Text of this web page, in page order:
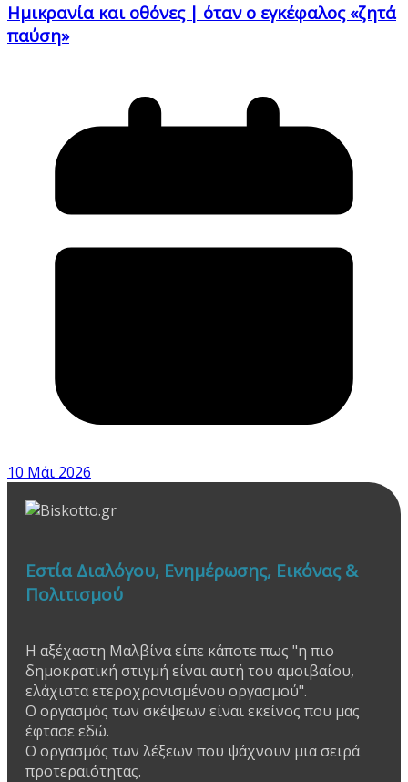
Ημικρανία και οθόνες | όταν ο εγκέφαλος «ζητά
παύση»
10 Μάι 2026
Εστία Διαλόγου, Ενημέρωσης, Εικόνας &
Πολιτισμού
Η αξέχαστη Μαλβίνα είπε κάποτε πως "η πιο
δημοκρατική στιγμή είναι αυτή του αμοιβαίου,
ελάχιστα ετεροχρονισμένου οργασμού".
Ο οργασμός των σκέψεων είναι εκείνος που μας
έφτασε εδώ.
Ο οργασμός των λέξεων που ψάχνουν μια σειρά
προτεραιότητας.